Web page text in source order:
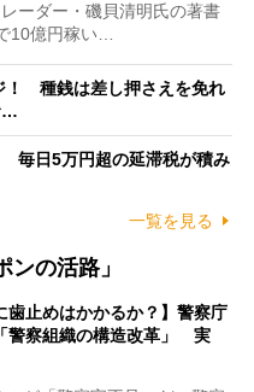
ーダー・磯貝清明氏の著書
10億円稼い…
！ 種銭は差し押さえを免れ
…
毎日5万円超の延滞税が積み
一覧を見る
の活路」
歯止めはかかるか？】警察庁
警察組織の構造改革」 実